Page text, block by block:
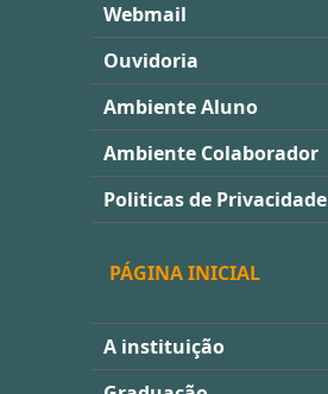
Webmail
Ouvidoria
Ambiente Aluno
Ambiente Colaborador
Politicas de Privacidade
PÁGINA INICIAL
A instituição